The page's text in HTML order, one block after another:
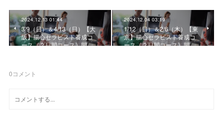
2024.12.13 01:44
3/9（日）＆4/13（日）【大
阪】腸心セラピスト養成コ
ース《２日間コース》開…
2024.12.04 03:19
1/12（日）＆2/6（木）【東
京】腸心セラピスト養成コ
ース《２日間コース》開…
0コメント